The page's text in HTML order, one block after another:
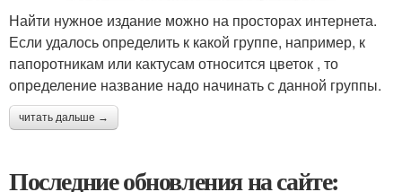
Найти нужное издание можно на просторах интернета.
Если удалось определить к какой группе, например, к
папоротникам или кактусам относится цветок , то
определение название надо начинать с данной группы.
читать дальше →
Последние обновления на сайте: